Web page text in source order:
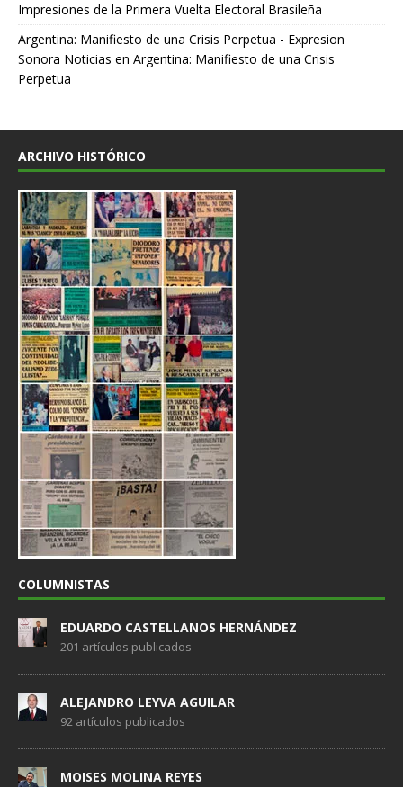
Impresiones de la Primera Vuelta Electoral Brasileña
Argentina: Manifiesto de una Crisis Perpetua - Expresion
Sonora Noticias en Argentina: Manifiesto de una Crisis
Perpetua
ARCHIVO HISTÓRICO
COLUMNISTAS
EDUARDO CASTELLANOS HERNÁNDEZ
201 artículos publicados
ALEJANDRO LEYVA AGUILAR
92 artículos publicados
MOISES MOLINA REYES